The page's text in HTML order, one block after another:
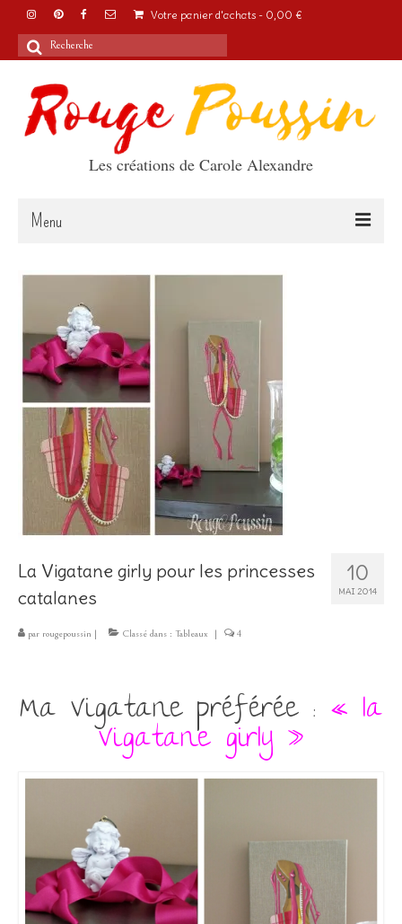
Votre panier d'achats - 0,00 €
Rechercher
Les créations de Carole Alexandre
Menu
Articles
A propos
Boutique
Les Créations
Mon compte
Expo
10
MAI 2014
La Vigatane girly pour les princesses
catalanes
par rougepoussin | Classé dans : Tableaux | 4
Ma Vigatane préférée : « la
Vigatane girly »